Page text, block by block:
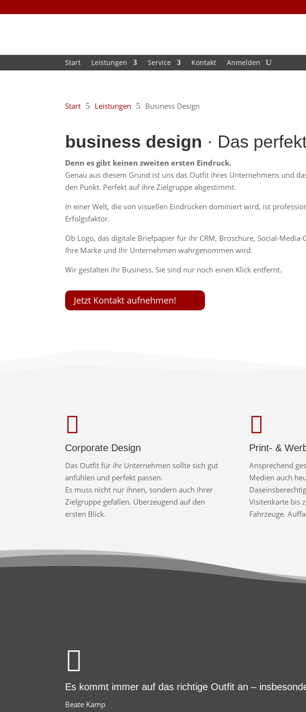
Start Leistungen Service Kontakt Anmelden
Start 5 Leistungen 5 Business Design
business design · Das
Denn es gibt keinen zweiten ersten Eindruck.
Genau aus diesem Grund ist uns das Outfit ihres Unternehmens und
den Punkt. Perfekt auf ihre Zielgruppe abgestimmt.
In einer Welt, die von visuellen Eindrücken dominiert wird, ist
Erfolgsfaktor.
Ob Logo, das digitale Briefpapier für ihr CRM, Broschüre, Social-
Ihre Marke und Ihr Unternehmen wahrgenommen wird.
Wir gestalten ihr Business. Sie sind nur noch einen Klick entfernt.
Jetzt Kontakt aufnehmen!

Corporate Design
Das Outfit für ihr Unternehmen sollte sich gut
anfühlen und perfekt passen.
Es muss nicht nur ihnen, sondern auch ihrer
Zielgruppe gefallen. Überzeugend auf den
ersten Blick.

Print- &
Ansprechend
Medien auch
Visitenkarte bis
Fahrzeuge.

Es kommt immer auf das richtige Outfit an –
Beate Kamp